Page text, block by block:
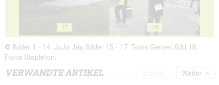
17 18
© Bilder 1 - 14: JuJu Jay; Bilder 15 - 17: Tobis Gerber; Bild 18:
Fiona Stapleton;
VERWANDTE ARTIKEL Weiter